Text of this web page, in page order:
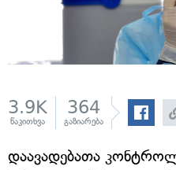
3.9K
წაკითხვა
364
გაზიარება
დაავადებათა